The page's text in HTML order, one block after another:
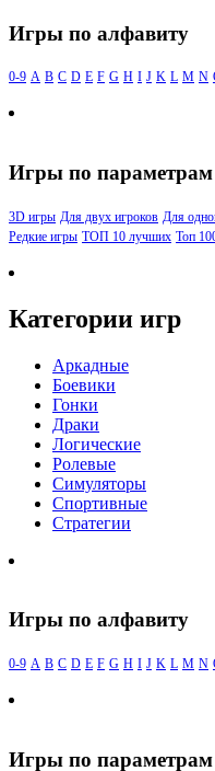
Игры по алфавиту
0-9 A B C D E F G H I J K L M N
Игры по параметрам
3D игры Для двух игроков Для
Редкие игры ТОП 10 лучших Топ
Категории игр
Аркадные
Боевики
Гонки
Драки
Логические
Ролевые
Симуляторы
Спортивные
Стратегии
Игры по алфавиту
0-9 A B C D E F G H I J K L M N
Игры по параметрам